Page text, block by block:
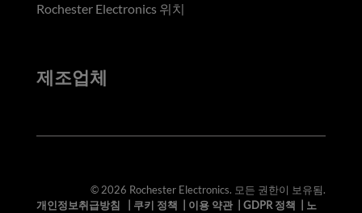
Rochester Electronics 위치
제조업체
© 2026 Rochester Electronics. 모든 권한이 보유됨.
개인정보취급방침
쿠키 정책 이용 약관| GDPR 정책
노